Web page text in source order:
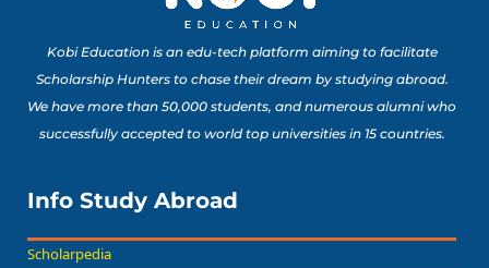
Kobi Education is an edu-tech platform aiming to facilitate
Scholarship Hunters to chase their dream by studying abroad.
We have more than 50,000 students, and numerous alumni who
successfully accepted to world top universities in 15 countries.
Info Study Abroad
Scholarpedia